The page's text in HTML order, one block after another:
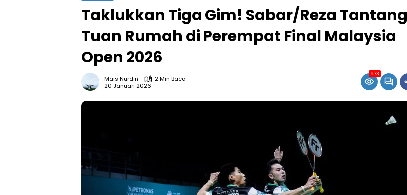
Taklukkan Tiga Gim! Sabar/Reza Tantang
Tuan Rumah di Perempat Final Malaysia
Open 2026
Mais Nurdin
2 Min Baca
20 Januari 2026
973